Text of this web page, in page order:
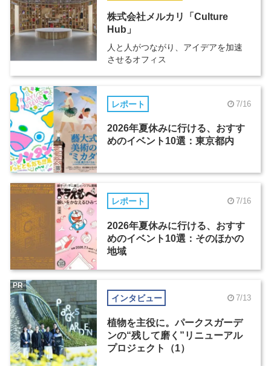
株式会社メルカリ「Culture
Hub」
人と人がつながり、アイデアを加速
させるオフィス
レポート 7/16
2026年夏休みに行ける、おすす
めのイベント10選：東京都内
レポート 7/16
2026年夏休みに行ける、おすす
めのイベント10選：そのほかの
地域
インタビュー 7/13
植物を主役に。パークスガーデ
ンの“残して磨く”リニューアル
プロジェクト（1）
PR